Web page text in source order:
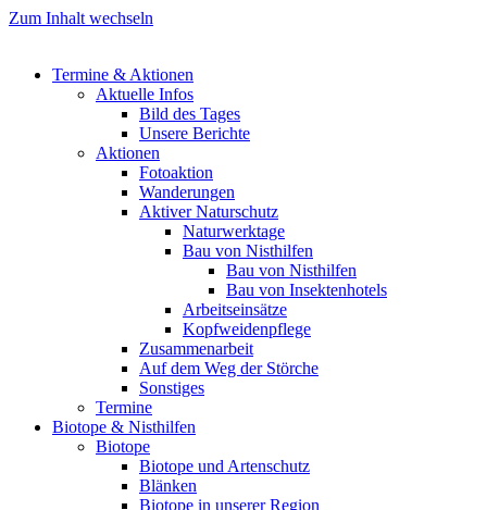
Zum Inhalt wechseln
Termine & Aktionen
Aktuelle Infos
Bild des Tages
Unsere Berichte
Aktionen
Fotoaktion
Wanderungen
Aktiver Naturschutz
Naturwerktage
Bau von Nisthilfen
Bau von Nisthilfen
Bau von Insektenhotels
Arbeitseinsätze
Kopfweidenpflege
Zusammenarbeit
Auf dem Weg der Störche
Sonstiges
Termine
Biotope & Nisthilfen
Biotope
Biotope und Artenschutz
Blänken
Biotope in unserer Region